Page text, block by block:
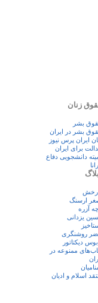
زنان
بشر
بشر در ایران
ايران پرس نيوز
برای ایران
دانشجویی دفاع
ارسنگ
آزره
یزدانی
روشنگری
دیکتاتور
ممنوعه در
اسلام و ادیان